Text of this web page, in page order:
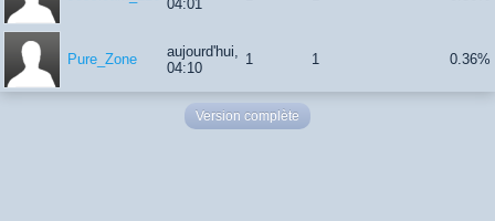
04:01
Pure_Zone
aujourd'hui,
04:10
1 1 0.36%
Version complète